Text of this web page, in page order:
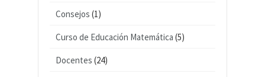
Consejos (1)
Curso de Educación Matemática (5)
Docentes (24)